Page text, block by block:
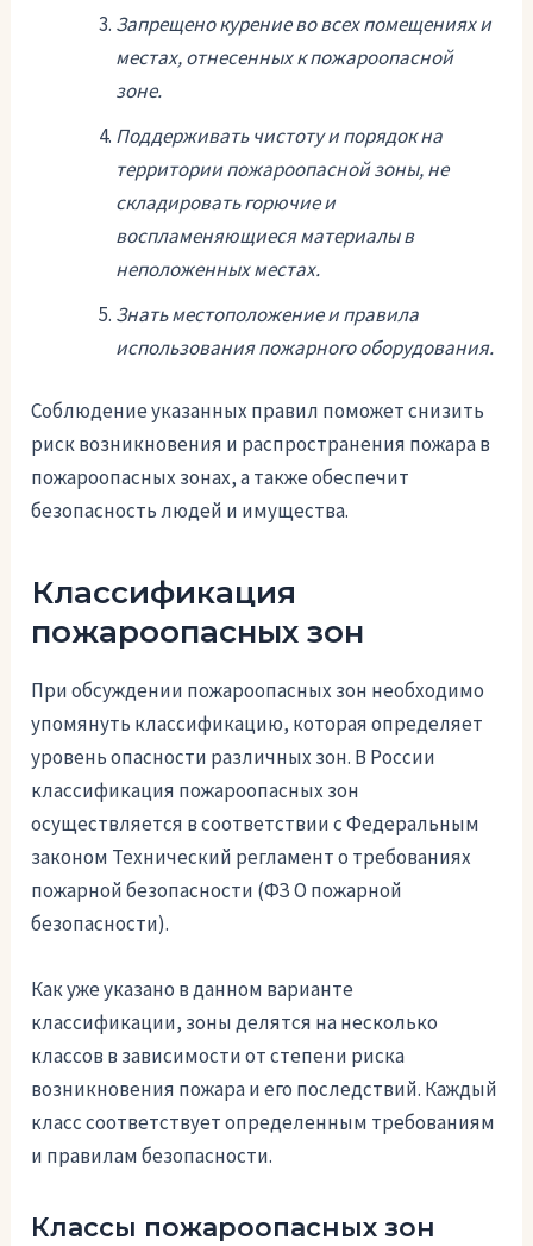
Запрещено курение во всех помещениях и
местах, отнесенных к пожароопасной
зоне.
Поддерживать чистоту и порядок на
территории пожароопасной зоны, не
складировать горючие и
воспламеняющиеся материалы в
неположенных местах.
Знать местоположение и правила
использования пожарного оборудования.
Соблюдение указанных правил поможет снизить
риск возникновения и распространения пожара в
пожароопасных зонах, а также обеспечит
безопасность людей и имущества.
Классификация
пожароопасных зон
При обсуждении пожароопасных зон необходимо
упомянуть классификацию, которая определяет
уровень опасности различных зон. В России
классификация пожароопасных зон
осуществляется в соответствии с Федеральным
законом Технический регламент о требованиях
пожарной безопасности (ФЗ О пожарной
безопасности).
Как уже указано в данном варианте
классификации, зоны делятся на несколько
классов в зависимости от степени риска
возникновения пожара и его последствий. Каждый
класс соответствует определенным требованиям
и правилам безопасности.
Классы пожароопасных зон